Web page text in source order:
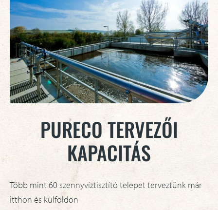
PURECO TERVEZŐI
KAPACITÁS
Több mint 60 szennyvíztisztító telepet terveztünk már
itthon és külföldön